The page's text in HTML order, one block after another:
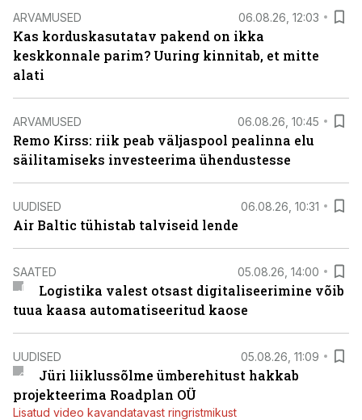
ARVAMUSED 06.08.26, 12:03
Kas korduskasutatav pakend on ikka
keskkonnale parim? Uuring kinnitab, et mitte
alati
ARVAMUSED 06.08.26, 10:45
Remo Kirss: riik peab väljaspool pealinna elu
säilitamiseks investeerima ühendustesse
UUDISED 06.08.26, 10:31
Air Baltic tühistab talviseid lende
SAATED 05.08.26, 14:00
Logistika valest otsast digitaliseerimine võib
tuua kaasa automatiseeritud kaose
UUDISED 05.08.26, 11:09
Jüri liiklussõlme ümberehitust hakkab
projekteerima Roadplan OÜ
Lisatud video kavandatavast ringristmikust